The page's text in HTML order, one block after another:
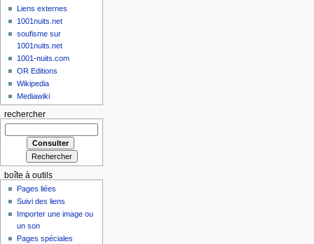
Liens externes
1001nuits.net
soufisme sur
1001nuits.net
1001-nuits.com
OR Editions
Wikipedia
Mediawiki
rechercher
boîte à outils
Pages liées
Suivi des liens
Importer une image ou
un son
Pages spéciales